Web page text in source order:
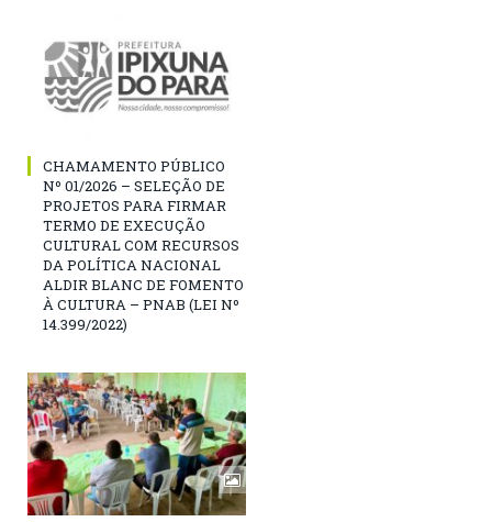
CHAMAMENTO PÚBLICO
Nº 01/2026 – SELEÇÃO DE
PROJETOS PARA FIRMAR
TERMO DE EXECUÇÃO
CULTURAL COM RECURSOS
DA POLÍTICA NACIONAL
ALDIR BLANC DE FOMENTO
À CULTURA – PNAB (LEI Nº
14.399/2022)